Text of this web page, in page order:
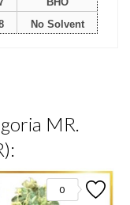
No Solvent
MR.
0